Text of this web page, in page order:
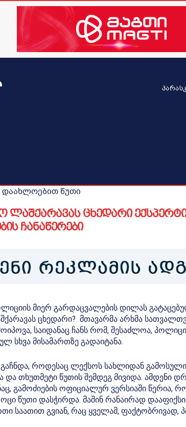
დაახლოებით წუთი
ლაშქარავას ცხედარი
ჩანაწერები
მიერ გარდაცვალების დილას
ცხედარი? მთავარმა არხმა
საიდანაც ჩანს რომ, შესაძლოა,
სხვა მისამართზე გადაიტანა.
როდესაც ლექსოს სახლიდან გამოსული
და თხუთმეტი წუთის შემდეგ მივიდა. ამდენი
გამოძიების ოფიციალურ ვერსიაში წერია,
წუთი დასჭირდა. მაშინ რანაირად
საათით გვიან, რაც ყველამ, ფაქტობრივად,